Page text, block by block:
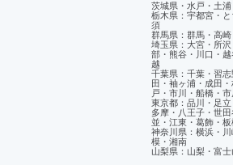
茨城県・水戸・土
栃木県：宇都宮・
須
群馬県：群馬・高
埼玉県：大宮・所沢
部・熊谷・川口・越
越
千葉県：千葉・習
田・袖ヶ浦・成田
戸・市川・船橋・
東京都：品川・足立
多摩・八王子・世
並・江東・葛飾・板
神奈川県：横浜・川
模・湘南
山梨県：山梨・富